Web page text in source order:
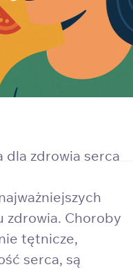
dla zdrowia serca
zdrowia. Choroby
tętnicze,
serca, są